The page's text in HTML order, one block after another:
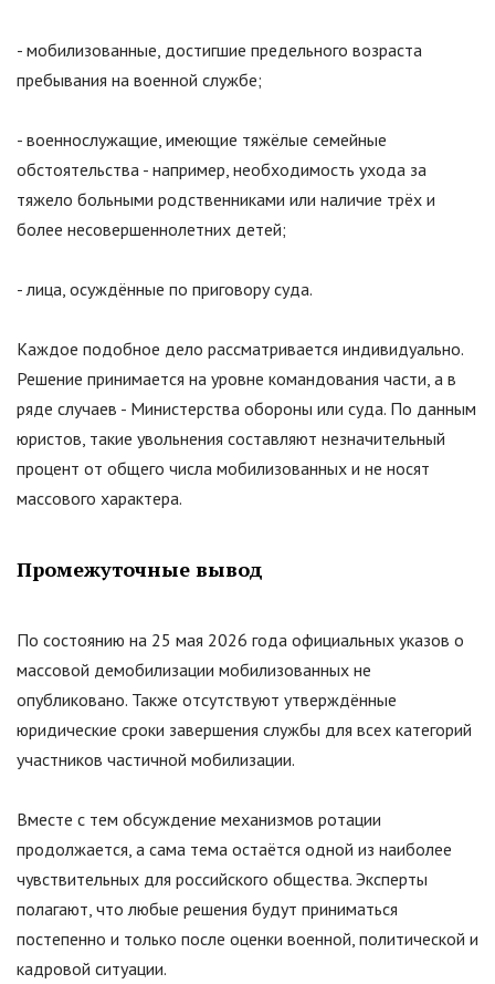
- мобилизованные, достигшие предельного возраста
пребывания на военной службе;
- военнослужащие, имеющие тяжёлые семейные
обстоятельства - например, необходимость ухода за
тяжело больными родственниками или наличие трёх и
более несовершеннолетних детей;
- лица, осуждённые по приговору суда.
Каждое подобное дело рассматривается индивидуально.
Решение принимается на уровне командования части, а в
ряде случаев - Министерства обороны или суда. По данным
юристов, такие увольнения составляют незначительный
процент от общего числа мобилизованных и не носят
массового характера.
Промежуточные вывод
По состоянию на 25 мая 2026 года официальных указов о
массовой демобилизации мобилизованных не
опубликовано. Также отсутствуют утверждённые
юридические сроки завершения службы для всех категорий
участников частичной мобилизации.
Вместе с тем обсуждение механизмов ротации
продолжается, а сама тема остаётся одной из наиболее
чувствительных для российского общества. Эксперты
полагают, что любые решения будут приниматься
постепенно и только после оценки военной, политической и
кадровой ситуации.